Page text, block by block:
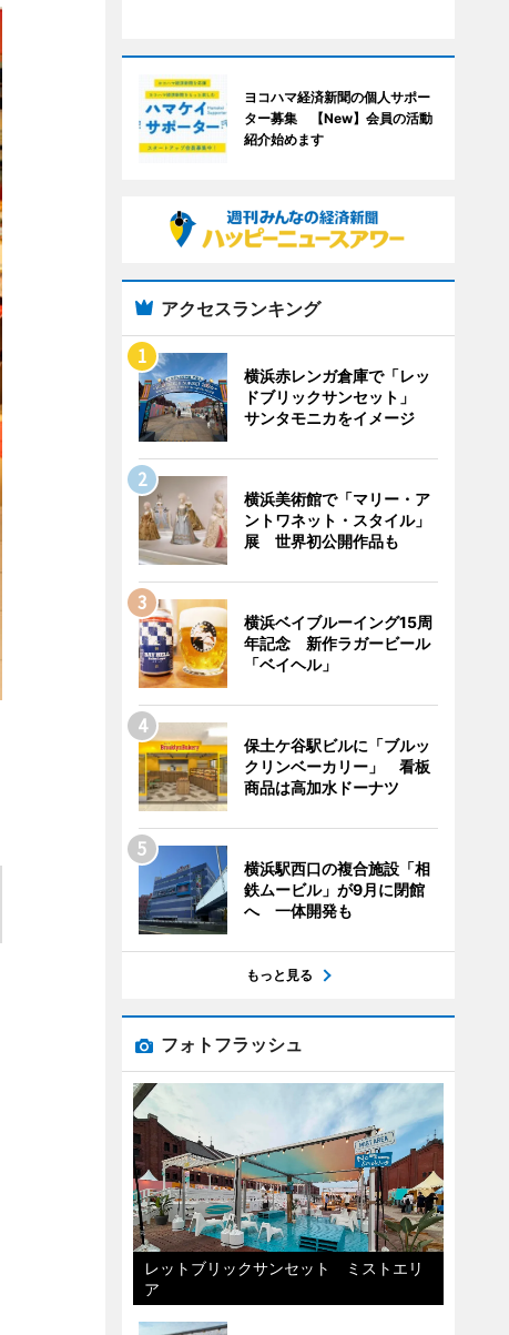
ヨコハマ経済新聞の個人サポー
ター募集 【New】会員の活動
紹介始めます
アクセスランキング
横浜赤レンガ倉庫で「レッ
ドブリックサンセット」
サンタモニカをイメージ
横浜美術館で「マリー・ア
ントワネット・スタイル」
展 世界初公開作品も
横浜ベイブルーイング15周
年記念 新作ラガービール
「ベイヘル」
保土ケ谷駅ビルに「ブルッ
クリンベーカリー」 看板
商品は高加水ドーナツ
横浜駅西口の複合施設「相
鉄ムービル」が9月に閉館
へ 一体開発も
もっと見る
フォトフラッシュ
レットブリックサンセット ミストエリ
ア